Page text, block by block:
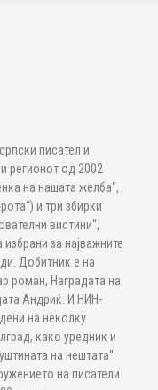
писател и
регионот од 2002
на нашата желба“,
и три збирки
вистини“,
за најважните
Добитник е на
роман, Наградата на
Андриќ. И НИН-
на неколку
како уредник и
на нештата“
на писатели